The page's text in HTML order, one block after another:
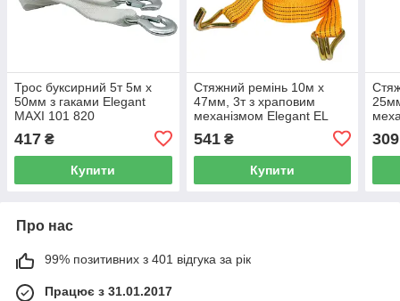
Трос буксирний 5т 5м х
50мм з гаками Elegant
MAXI 101 820
417 ₴
Купити
Стяжний ремінь 10м х
47мм, 3т з храповим
механізмом Elegant EL
541₴
Купити
309
Про нас
99% позитивних з 401 відгука за рік
Працює з 31.01.2017